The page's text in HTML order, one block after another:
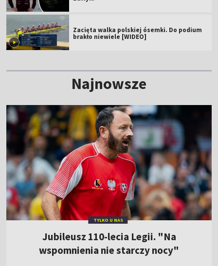
Zacięta walka polskiej ósemki. Do podium
brakło niewiele [WIDEO]
Najnowsze
TYLKO U NAS
Jubileusz 110-lecia Legii. "Na
wspomnienia nie starczy nocy"